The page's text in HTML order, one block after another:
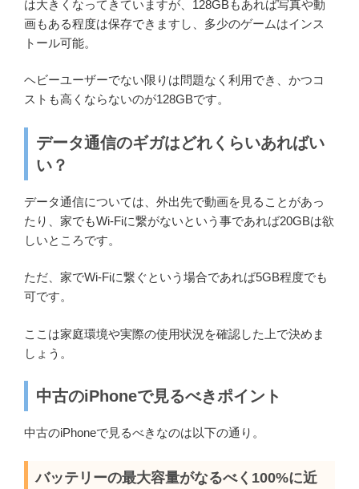
は大きくなってきていますが、128GBもあれば写真や動
画もある程度は保存できますし、多少のゲームはインス
トール可能。
ヘビーユーザーでない限りは問題なく利用でき、かつコ
ストも高くならないのが128GBです。
データ通信のギガはどれくらいあればい
い？
データ通信については、外出先で動画を見ることがあっ
たり、家でもWi-Fiに繋がないという事であれば20GBは欲
しいところです。
ただ、家でWi-Fiに繋ぐという場合であれば5GB程度でも
可です。
ここは家庭環境や実際の使用状況を確認した上で決めま
しょう。
中古のiPhoneで見るべきポイント
中古のiPhoneで見るべきなのは以下の通り。
バッテリーの最大容量がなるべく100%に近